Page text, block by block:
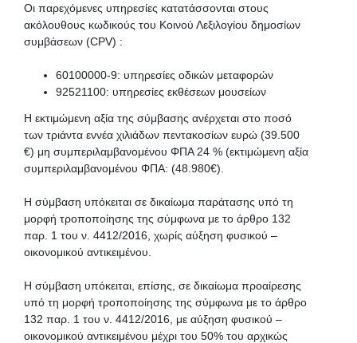
Οι παρεχόμενες υπηρεσίες κατατάσσονται στους
ακόλουθους κωδικούς του Κοινού Λεξιλογίου δημοσίων
συμβάσεων (CPV) :
60100000-9: υπηρεσίες οδικών μεταφορών
92521100: υπηρεσίες εκθέσεων μουσείων
Η εκτιμώμενη αξία της σύμβασης ανέρχεται στο ποσό
των τριάντα εννέα χιλιάδων πεντακοσίων ευρώ (39.500
€) μη συμπεριλαμβανομένου ΦΠΑ 24 % (εκτιμώμενη αξία
συμπεριλαμβανομένου ΦΠΑ: (48.980€).
Η σύμβαση υπόκειται σε δικαίωμα παράτασης υπό τη
μορφή τροποποίησης της σύμφωνα με το άρθρο 132
παρ. 1 του ν. 4412/2016, χωρίς αύξηση φυσικού –
οικονομικού αντικειμένου.
Η σύμβαση υπόκειται, επίσης, σε δικαίωμα προαίρεσης
υπό τη μορφή τροποποίησης της σύμφωνα με το άρθρο
132 παρ. 1 του ν. 4412/2016, με αύξηση φυσικού –
οικονομικού αντικειμένου μέχρι του 50% του αρχικώς